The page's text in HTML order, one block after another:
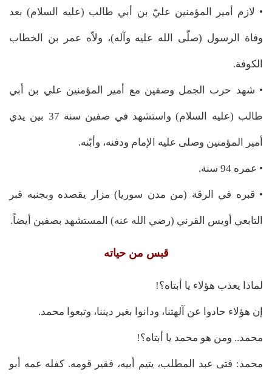
• لازم أمير المؤمنين عليّ بن أبي طالب (عليه السلام) بعد
وفاة الرسول (صلّى الله عليه وآله)، ولاّه عمر بن الخطاب
الكوفة.
• شهد حرب الجمل وصفين مع أمير المؤمنين علي بن أبي
طالب (عليه السلام) واستشهد في صفين سنة 37 بين يدي
أمير المؤمنين وصلى عليه الإمام ودفنه، وأبّنه.
• عمره 94 سنة.
• قبره في الرقة (من مدن سوريا) مزار يقصده وبجنبه قبر
التابعي أويس القرني (رضي الله عنه) المستشهد بصفين أيضاً.
قبس من حياته
لماذا يعذب هؤلاء يا أبتاه؟!
إن هؤلاء حادوا عن آلهتنا، ودانوا بغير ديننا، وتبعوا محمد.
محمد.. ومن هو محمد يا أبتاه؟!
محمد: فتى عبد المطلب، يتيم أبيه، فقير قومه. كفله عمه أبو